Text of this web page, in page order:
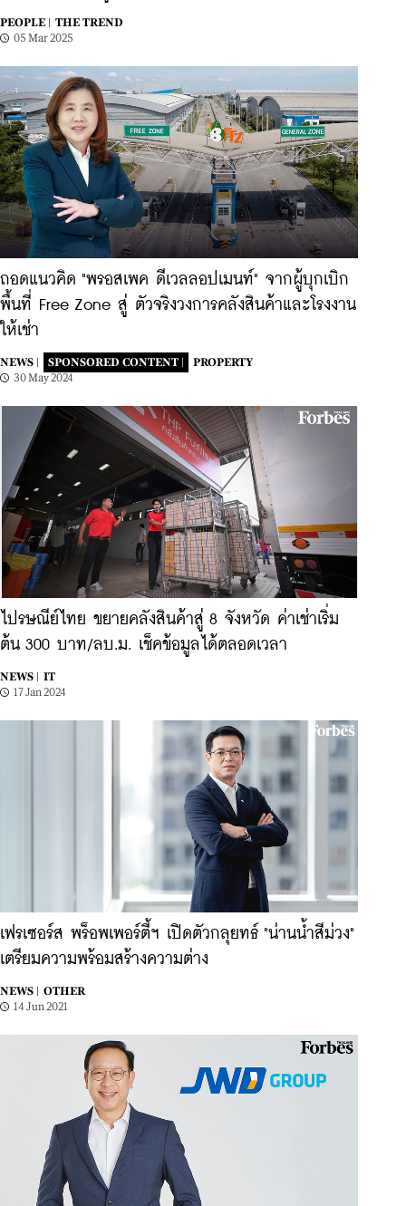
PEOPLE |
THE TREND
05 Mar 2025
ถอดแนวคิด "พรอสเพค ดีเวลลอปเมนท์" จากผู้บุกเบิก
พื้นที่ Free Zone สู่ ตัวจริงวงการคลังสินค้าและโรงงาน
ให้เช่า
NEWS | SPONSORED CONTENT |
PROPERTY
30 May 2024
ไปรษณีย์ไทย ขยายคลังสินค้าสู่ 8 จังหวัด ค่าเช่าเริ่ม
ต้น 300 บาท/ลบ.ม. เช็คข้อมูลได้ตลอดเวลา
NEWS |
IT
17 Jan 2024
เฟรเซอร์ส พร็อพเพอร์ตี้ฯ เปิดตัวกลุยทธ์ "น่านน้ำสีม่วง"
เตรียมความพร้อมสร้างความต่าง
NEWS |
OTHER
14 Jun 2021